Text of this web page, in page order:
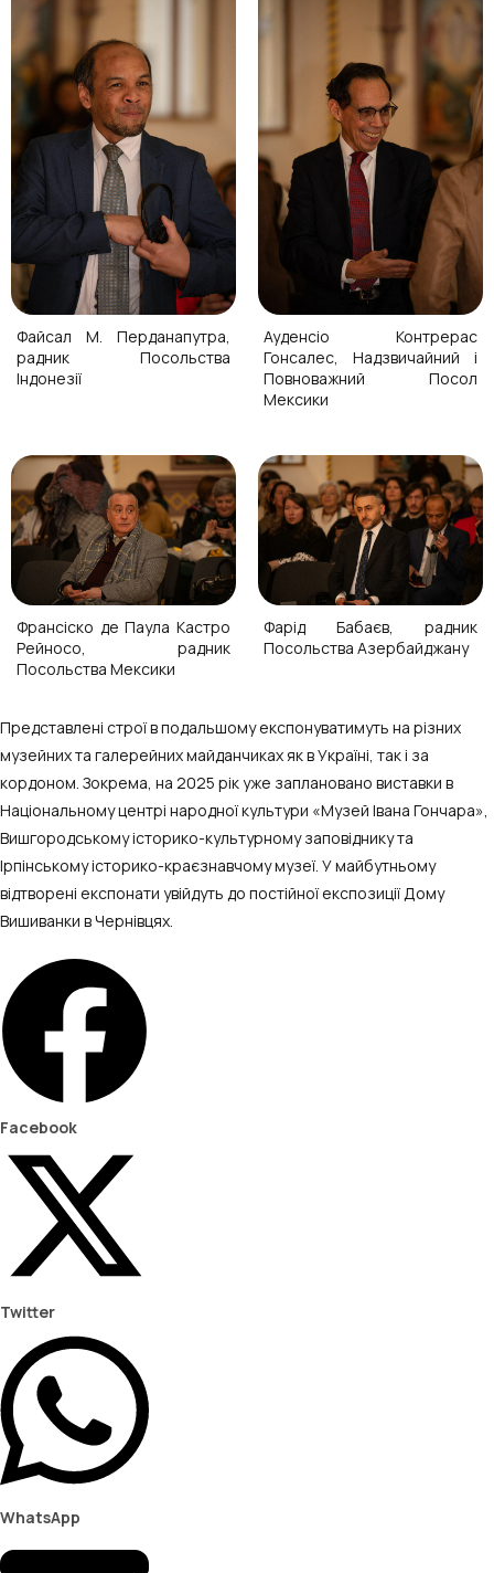
Файсал М. Перданапутра,
радник Посольства
Індонезії
Ауденсіо Контрерас
Гонсалес, Надзвичайний і
Повноважний Посол
Мексики
Франсіско де Паула Кастро
Рейносо, радник
Посольства Мексики
Фарід Бабаєв, радник
Посольства Азербайджану
Представлені строї в подальшому експонуватимуть на різних
музейних та галерейних майданчиках як в Україні, так і за
кордоном. Зокрема, на 2025 рік уже заплановано виставки в
Національному центрі народної культури «Музей Івана Гончара»,
Вишгородському історико-культурному заповіднику та
Ірпінському історико-краєзнавчому музеї. У майбутньому
відтворені експонати увійдуть до постійної експозиції Дому
Вишиванки в Чернівцях.
Facebook
Twitter
WhatsApp